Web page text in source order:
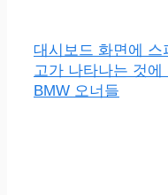
대시보드 화면에 스
고가 나타나는 것에
BMW 오너들